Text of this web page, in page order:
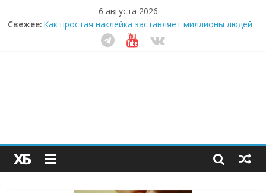
6 августа 2026
Свежее: Как простая наклейка заставляет миллионы людей
не забывать о самом важном креме этим летом
Секрет супергидратации: почему кокосовая вода с
десятилетия
Кофейная революция в морозилке: замороженные
сливки меняют утренний ритуал